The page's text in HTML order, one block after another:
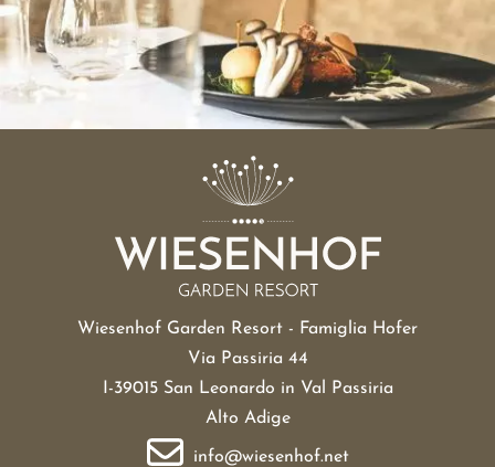
Wiesenhof Garden Resort - Famiglia Hofer
Via Passiria 44
I-39015 San Leonardo in Val Passiria
Alto Adige
info@wiesenhof.net